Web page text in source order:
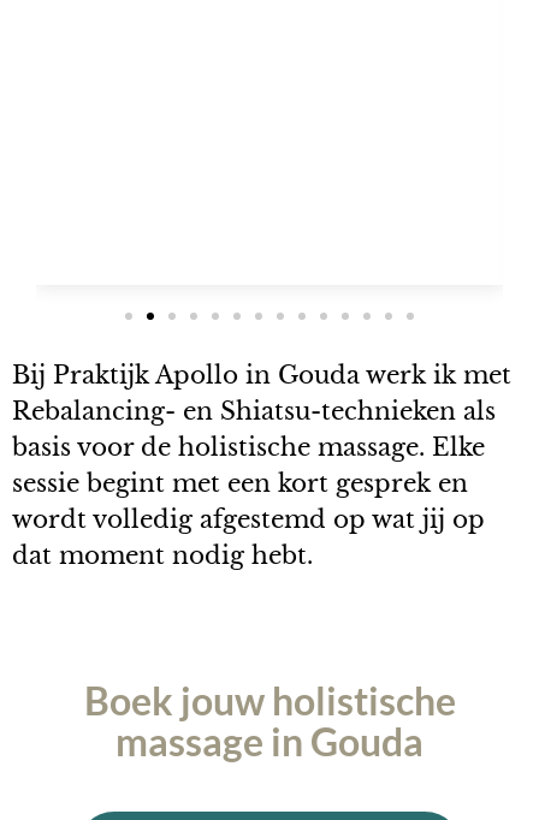
Bij Praktijk Apollo in Gouda werk ik met
Rebalancing- en Shiatsu-technieken als
basis voor de holistische massage. Elke
sessie begint met een kort gesprek en
wordt volledig afgestemd op wat jij op
dat moment nodig hebt.
Boek jouw holistische
massage in Gouda